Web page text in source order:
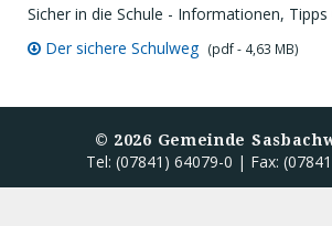
Sicher in die Schule - Informationen, Tipps
Der sichere Schulweg (pdf - 4,63 MB)
© 2026 Gemeinde
Tel: (07841) 64079-0 | Fax:
Mo - Fr: